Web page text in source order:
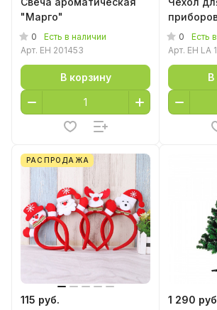
"Марго"
0
Есть в наличии
Арт. EH 201453
В корзину
0
Есть
Арт. EH LA
В
РАСПРОДАЖА
115 руб.
1 290